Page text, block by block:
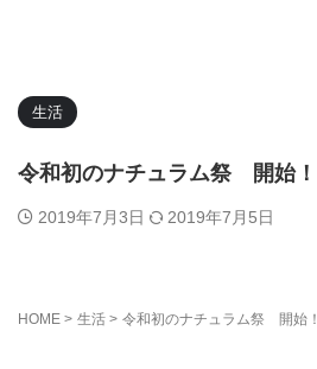
生活
令和初のナチュラム祭 開始！
2019年7月3日 2019年7月5日
HOME > 生活 > 令和初のナチュラム祭 開始！